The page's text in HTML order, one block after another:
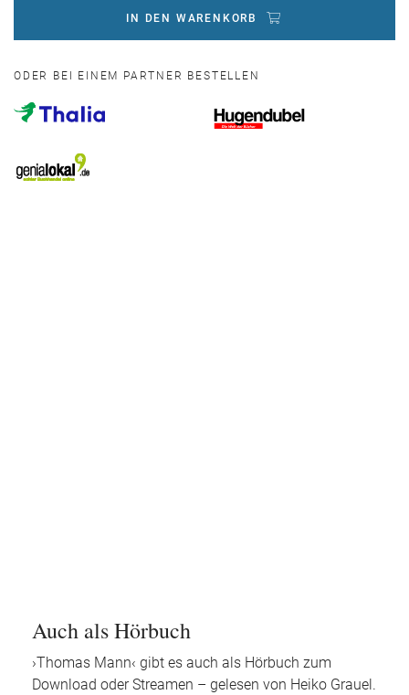
IN DEN WARENKORB
ODER BEI EINEM PARTNER BESTELLEN
Auch als Hörbuch
›Thomas Mann‹ gibt es auch als Hörbuch zum
Download oder Streamen – gelesen von Heiko Grauel.